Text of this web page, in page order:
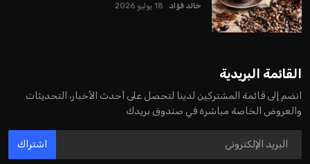
خالد فؤاد 18 يوليو 2026
القائمة البريدية
انضم إلى قائمة المشتركين لدينا لتحصل على أحدث الأخبار، التحديثات
والعروض الخاصة مباشرة في صندوق بريدك
اشتراك